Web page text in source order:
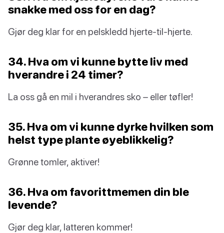
snakke med oss for en dag?
Gjør deg klar for en pelskledd hjerte-til-hjerte.
34. Hva om vi kunne bytte liv med
hverandre i 24 timer?
La oss gå en mil i hverandres sko – eller tøfler!
35. Hva om vi kunne dyrke hvilken som
helst type plante øyeblikkelig?
Grønne tomler, aktiver!
36. Hva om favorittmemen din ble
levende?
Gjør deg klar, latteren kommer!